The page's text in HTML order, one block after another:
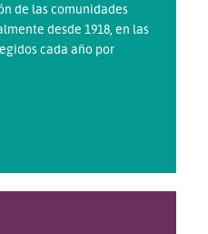
de las comunidades
desde 1918, en las
cada año por